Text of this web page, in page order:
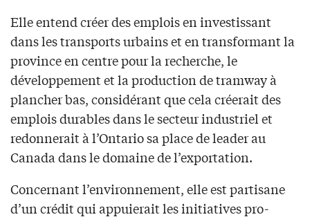
Elle entend créer des emplois en investissant
dans les transports urbains et en transformant la
province en centre pour la recherche, le
développement et la production de tramway à
plancher bas, considérant que cela créerait des
emplois durables dans le secteur industriel et
redonnerait à l’Ontario sa place de leader au
Canada dans le domaine de l’exportation.
Concernant l’environnement, elle est partisane
d’un crédit qui appuierait les initiatives pro-